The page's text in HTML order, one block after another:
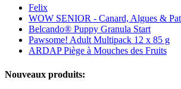
Felix
WOW SENIOR - Canard, Algues &
Belcando® Puppy Granula Start
Pawsome! Adult Multipack 12 x 85 g
ARDAP Piège à Mouches des Fruits
Nouveaux produits: